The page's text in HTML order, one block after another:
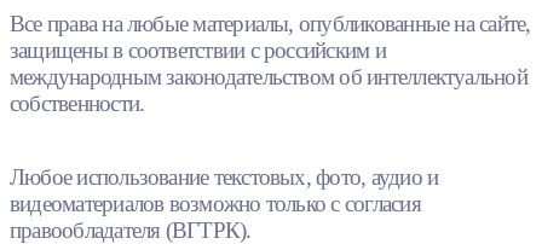
Все права на любые материалы, опубликованные на сайте,
защищены в соответствии с российским и
международным законодательством об интеллектуальной
собственности.
Любое использование текстовых, фото, аудио и
видеоматериалов возможно только с согласия
правообладателя (ВГТРК).